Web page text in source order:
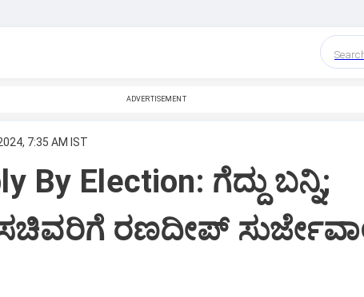
ADVERTISEMENT
7:35 AM IST
By Election: ಗೆದ್ದು ಬನ್ನಿ;
ಸಚಿವರಿಗೆ ರಣದೀಪ್‌